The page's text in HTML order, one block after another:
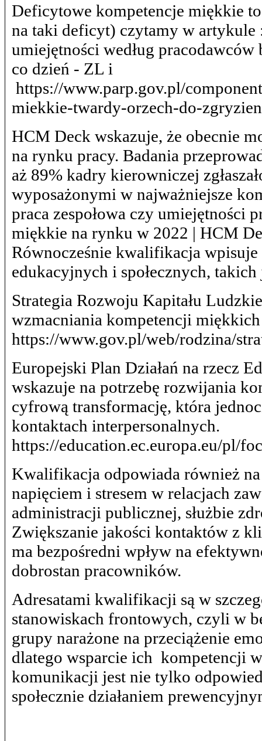
Deficytowe kompetencje miękkie
na taki deficyt) czytamy w
umiejętności według
co dzień - ZL i
https://www.parp.gov.pl/
miekkie-twardy-orzech-do-
HCM Deck wskazuje, że obecnie
na rynku pracy. Badania
aż 89% kadry kierowniczej
wyposażonymi w najważniejsze
praca zespołowa czy umiejętności
miękkie na rynku w 2022 | HCM
Równocześnie kwalifikacja
edukacyjnych i społecznych, takich
Strategia Rozwoju Kapitału
wzmacniania kompetencji miękkich
https://www.gov.pl/web/rodzina/
Europejski Plan Działań na rzecz
wskazuje na potrzebę rozwijania
cyfrową transformację, która
kontaktach interpersonalnych.
https://education.ec.europa.eu/pl/
Kwalifikacja odpowiada również na
napięciem i stresem w relacjach
administracji publicznej, służbie
Zwiększanie jakości kontaktów z
ma bezpośredni wpływ na
dobrostan pracowników.
Adresatami kwalifikacji są w
stanowiskach frontowych, czyli w
grupy narażone na przeciążenie
dlatego wsparcie ich kompetencji
komunikacji jest nie tylko
społecznie działaniem